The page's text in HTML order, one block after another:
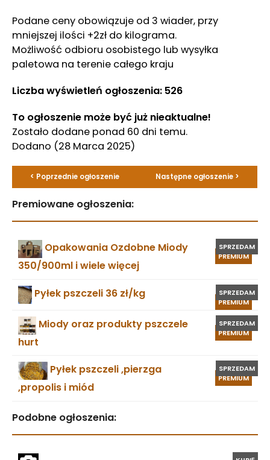
Podane ceny obowiązuje od 3 wiader, przy
mniejszej ilości +2zł do kilograma.
Możliwość odbioru osobistego lub wysyłka
paletowa na terenie całego kraju
Liczba wyświetleń ogłoszenia: 526
To ogłoszenie może być już nieaktualne!
Zostało dodane ponad 60 dni temu.
Dodano (28 Marca 2025)
< Poprzednie ogłoszenie Następne ogłoszenie >
Premiowane ogłoszenia:
PREMIUM
SPRZEDAM
Opakowania Ozdobne Miody
350/900ml i wiele więcej
PREMIUM
SPRZEDAM
Pyłek pszczeli 36 zł/kg
PREMIUM
SPRZEDAM
Miody oraz produkty pszczele
hurt
PREMIUM
SPRZEDAM
Pyłek pszczeli ,pierzga
,propolis i miód
Podobne ogłoszenia: